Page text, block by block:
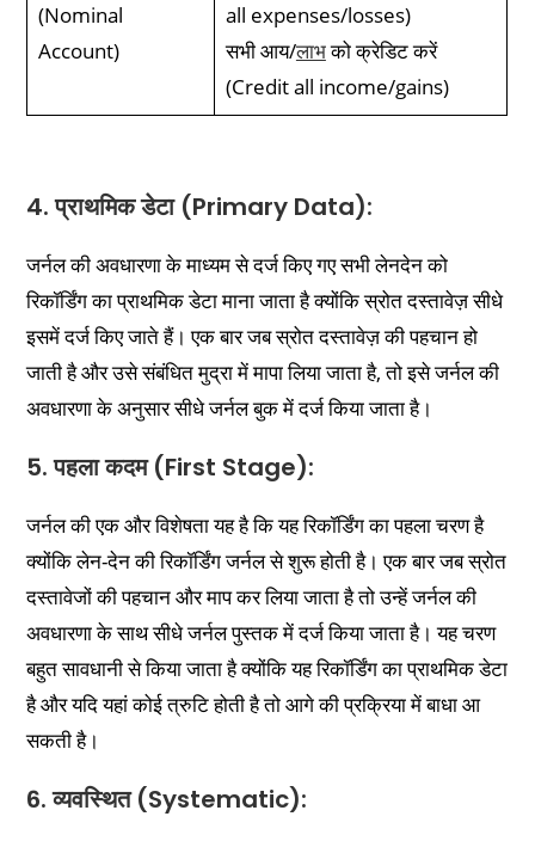
(Nominal
Account)
all expenses/losses)
सभी आय/लाभको क्रेडिट करें
(Credit all income/gains)
4. प्राथमिक डेटा (Primary Data):
जर्नल की अवधारणा के माध्यम से दर्ज किए गए सभी लेनदेन को
रिकॉर्डिंग का प्राथमिक डेटा माना जाता है क्योंकि स्रोत दस्तावेज़ सीधे
इसमें दर्ज किए जाते हैं। एक बार जब स्रोत दस्तावेज़ की पहचान हो
जाती है और उसे संबंधित मुद्रा में मापा लिया जाता है, तो इसे जर्नल की
अवधारणा के अनुसार सीधे जर्नल बुक में दर्ज किया जाता है।
5. पहला कदम (First Stage):
जर्नल की एक और विशेषता यह है कि यह रिकॉर्डिंग का पहला चरण है
क्योंकि लेन-देन की रिकॉर्डिंग जर्नल से शुरू होती है। एक बार जब स्रोत
दस्तावेजों की पहचान और माप कर लिया जाता है तो उन्हें जर्नल की
अवधारणा के साथ सीधे जर्नल पुस्तक में दर्ज किया जाता है। यह चरण
बहुत सावधानी से किया जाता है क्योंकि यह रिकॉर्डिंग का प्राथमिक डेटा
है और यदि यहां कोई त्रुटि होती है तो आगे की प्रक्रिया में बाधा आ
सकती है।
6. व्यवस्थित (Systematic):